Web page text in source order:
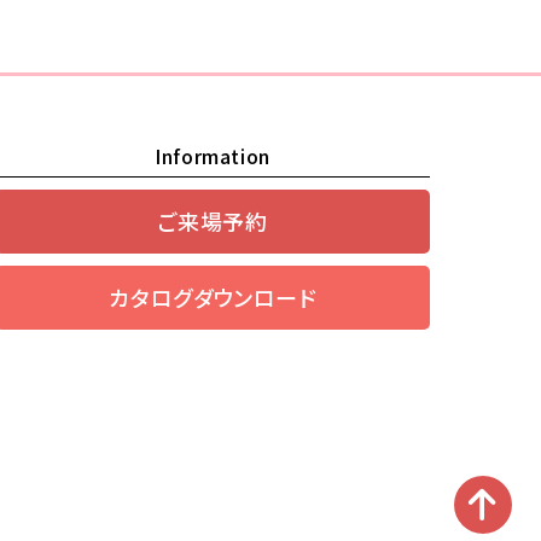
Information
ご来場予約
カタログダウンロード